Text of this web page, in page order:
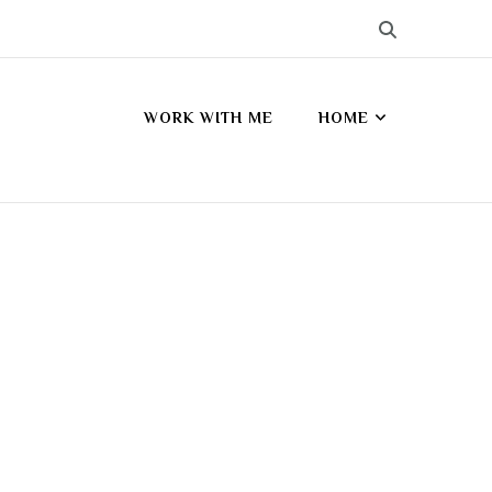
WORK WITH ME HOME